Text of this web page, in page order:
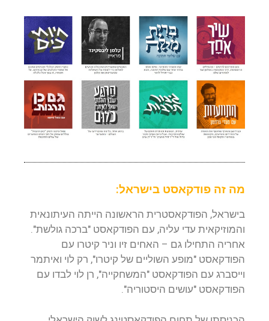
מה זה פודקאסט בישראל:
בישראל, הפודקאסטרית הראשונה הייתה העיתונאית
והמוזיקאית עדי עליה, עם הפודקאסט "ברכה גולשת".
אחריה התחילו גם – האחים זיו וניר קיטרו עם
הפודקאסט "מופע השוליים של קיטרו", רק לוי ואיתמר
וייסברג עם הפודקאסט "המשחקייה", רן לוי לבדו עם
הפודקאסט "עושים היסטוריה".